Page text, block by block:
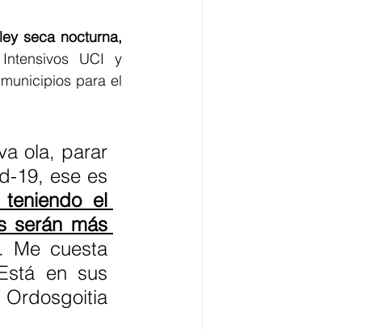
seca nocturna,
UCI y
para el
ola, parar
19, ese es
el
serán más
Me cuesta
en sus